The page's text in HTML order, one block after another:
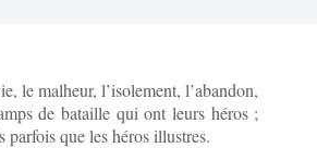
le malheur, l’isolement, l’abandon,
de bataille qui ont leurs héros ;
parfois que les héros illustres.